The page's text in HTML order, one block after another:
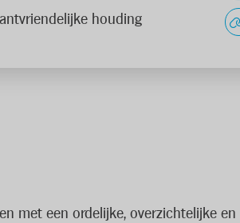
houding
met een ordelijke, overzichtelijke